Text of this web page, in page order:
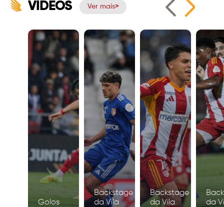
VÍDEOS Ver mais
Golos
Backstage
da Vila
Backstage
da Vila
da